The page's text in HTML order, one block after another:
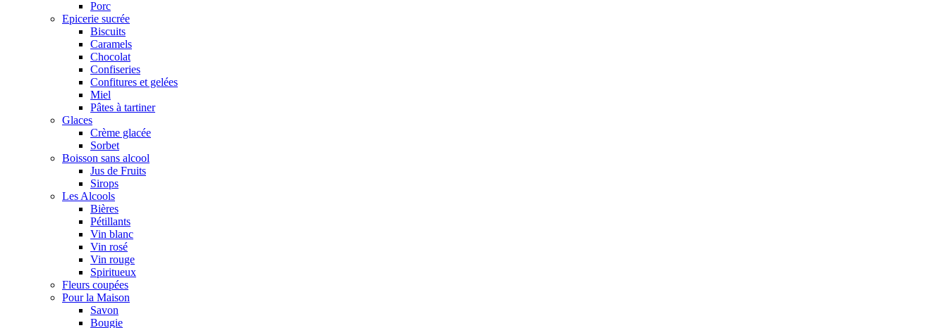
Porc
Epicerie sucrée
Biscuits
Caramels
Chocolat
Confiseries
Confitures et gelées
Miel
Pâtes à tartiner
Glaces
Crème glacée
Sorbet
Boisson sans alcool
Jus de Fruits
Sirops
Les Alcools
Bières
Pétillants
Vin blanc
Vin rosé
Vin rouge
Spiritueux
Fleurs coupées
Pour la Maison
Savon
Bougie